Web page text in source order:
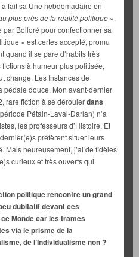
fait sa Une hebdomadaire en
plus près de la réalité politique ».
Bolloré pour confectionner sa
» est certes accepté, promu
quand il se pare d’habits très
à humeur plus politisée,
change. Les Instances de
pédale douce. Mon avant-dernier
rare fiction à se déroulerdans
Pétain-Laval-Darlan) n’a
les professeurs d’Histoire. Et
préfèrent situer leurs
Mais heureusement, j’ai de fidèles
curieux et très ouverts qui
politique rencontre un grand
dubitatif devant ces
Monde car les trames
via le prisme de la
de l’Individualisme non ?